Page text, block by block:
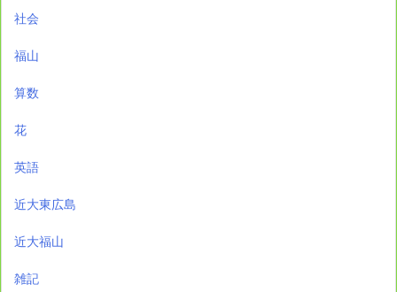
社会
福山
算数
花
英語
近大東広島
近大福山
雑記